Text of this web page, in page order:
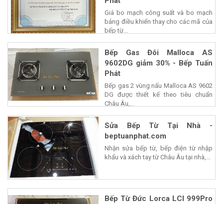
Giá bo mạch công suất và bo mạch
bảng điều khiển thay cho các mã của
bếp từ...
Bếp Gas Đôi Malloca AS
9602DG giảm 30% - Bếp Tuấn
Phát
Bếp gas 2 vùng nấu Malloca AS 9602
DG được thiết kế theo tiêu chuẩn
Châu Âu,...
Sửa Bếp Từ Tại Nhà -
beptuanphat.com
Nhận sửa bếp từ, bếp điện từ nhập
khẩu và xách tay từ Châu Âu tại nhà,...
Bếp Từ Đức Lorca LCI 999Pro